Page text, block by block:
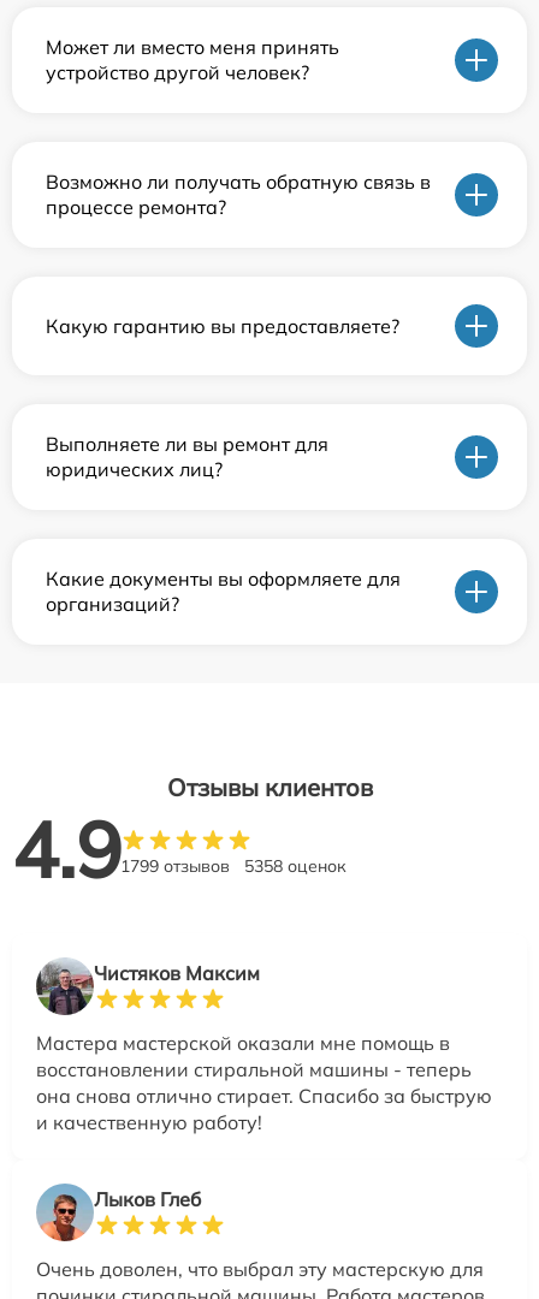
Может ли вместо меня принять
устройство другой человек?
Возможно ли получать обратную связь в
процессе ремонта?
Какую гарантию вы предоставляете?
Выполняете ли вы ремонт для
юридических лиц?
Какие документы вы оформляете для
организаций?
Отзывы клиентов
4.91799 отзывов 5358 оценок
Чистяков Максим
Мастера мастерской оказали мне помощь в
восстановлении стиральной машины - теперь
она снова отлично стирает. Спасибо за быструю
и качественную работу!
Лыков Глеб
Очень доволен, что выбрал эту мастерскую для